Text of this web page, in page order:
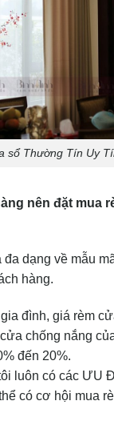
sổ Thường Tín Uy
nên đặt mua
dạng về mẫu
hàng.
đình, giá rèm
chống nắng
đến 20%.
luôn có các ƯU
có cơ hội mua